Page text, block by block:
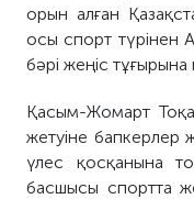
орын алған
осы спорт түрінен
бәрі жеңіс тұғырына
Қасым-Жомарт
жетуіне бапкерлер
үлес қосқанына
басшысы спортта